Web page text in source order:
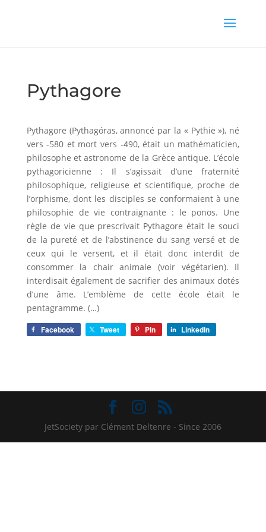
Pythagore
Pythagore (Pythagóras, annoncé par la « Pythie »), né
vers -580 et mort vers -490, était un mathématicien,
philosophe et astronome de la Grèce antique. L’école
pythagoricienne : Il s’agissait d’une fraternité
philosophique, religieuse et scientifique, proche de
l’orphisme, dont les disciples se conformaient à une
philosophie de vie contraignante : le ponos. Une
règle de vie que prescrivait Pythagore était le souci
de la pureté et de l’abstinence du sang versé et de
ceux qui le versent, et il était donc interdit de
consommer la chair animale (voir végétarien). Il
interdisait également de sacrifier des animaux dotés
d’une âme. L’emblème de cette école était le
pentagramme. (…)
Facebook Tweet Pin LinkedIn
JetSociety par Clément Deltenre - Since 2006